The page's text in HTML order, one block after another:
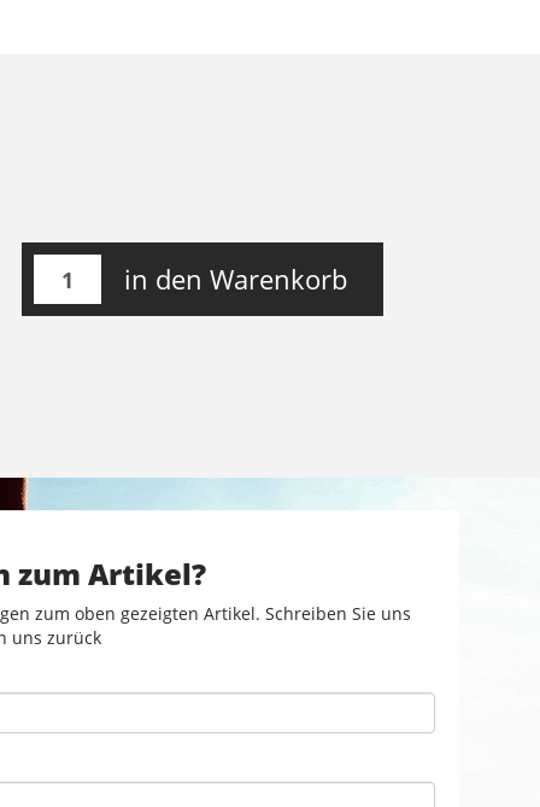
in den Warenkorb
zum Artikel?
zum oben gezeigten Artikel. Schreiben Sie uns
uns zurück